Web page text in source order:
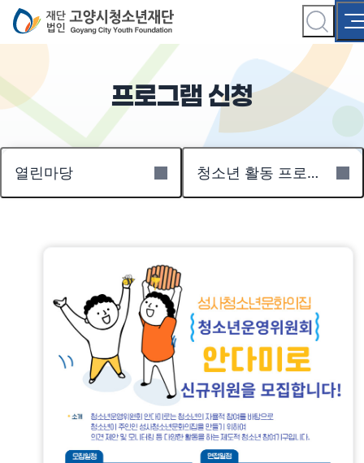
프로그램 신청
열린마당 청소년 활동 프로그램